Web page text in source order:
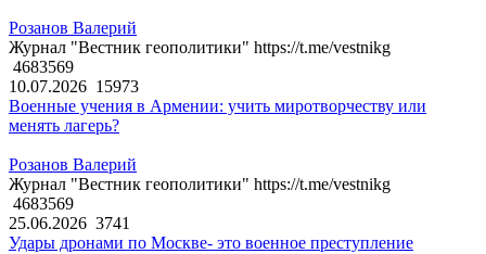
Розанов Валерий
Журнал "Вестник геополитики" https://t.me/vestnikg
4683569
10.07.2026 15973
Военные учения в Армении: учить миротворчеству или
менять лагерь?
Розанов Валерий
Журнал "Вестник геополитики" https://t.me/vestnikg
4683569
25.06.2026 3741
Удары дронами по Москве- это военное преступление